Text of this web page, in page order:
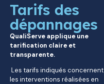
Tarifs des
dépannages
QualiServe applique une
tarification claire et
transparente.
Les tarifs indiqués concernent
les interventions réalisées en